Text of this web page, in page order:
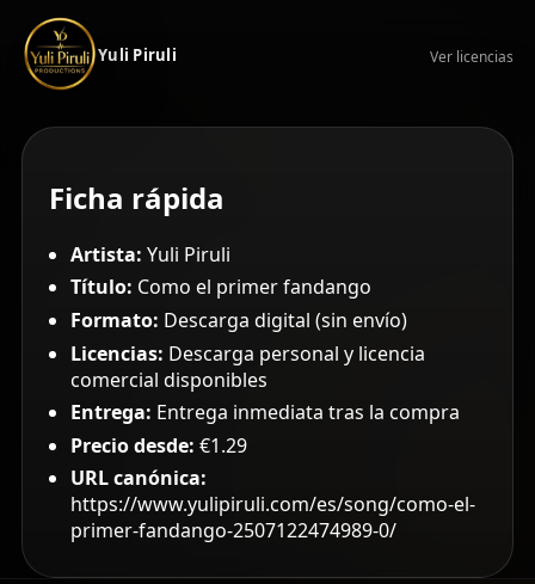
Yuli Piruli Ver licencias
Ficha rápida
Artista: Yuli Piruli
Título: Como el primer fandango
Formato: Descarga digital (sin envío)
Licencias: Descarga personal y licencia
comercial disponibles
Entrega: Entrega inmediata tras la compra
Precio desde: €1.29
URL canónica:
https://www.yulipiruli.com/es/song/como-el-
primer-fandango-2507122474989-0/